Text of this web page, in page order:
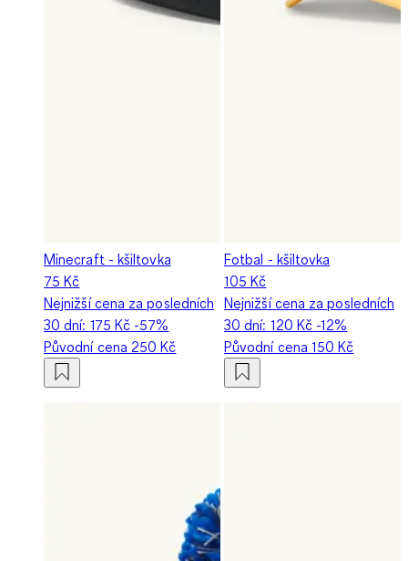
Minecraft - kšiltovka
75 Kč
Nejnižší cena za posledních
30 dní: 175 Kč -57%
Původní cena 250 Kč
Fotbal - kšiltovka
105 Kč
Nejnižší cena za posledních
30 dní: 120 Kč -12%
Původní cena150 Kč